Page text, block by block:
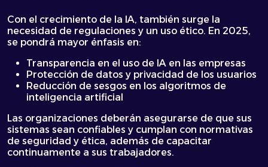
Con el crecimiento de la IA, también surge la
necesidad de regulaciones y un uso ético. En 2025,
se pondrá mayor énfasis en:
Transparencia en el uso de IA en las empresas
Protección de datos y privacidad de los usuarios
Reducción de sesgos en los algoritmos de
inteligencia artificial
Las organizaciones deberán asegurarse de que sus
sistemas sean confiables y cumplan con normativas
de seguridad y ética, además de capacitar
continuamente a sus trabajadores.